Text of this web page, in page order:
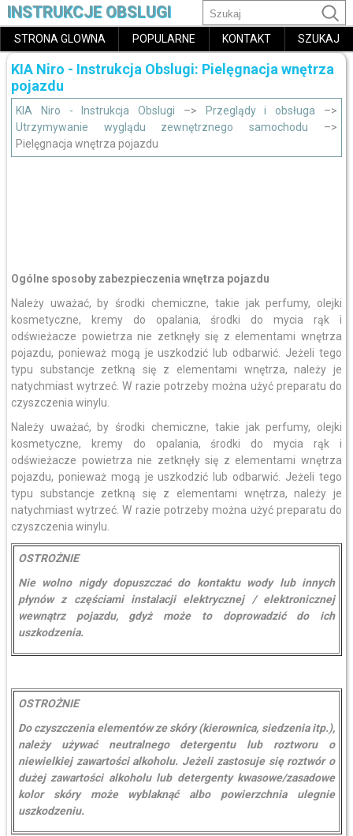
INSTRUKCJE OBSLUGI
STRONA GLOWNA POPULARNE KONTAKT SZUKAJ
KIA Niro - Instrukcja Obslugi: Pielęgnacja wnętrza
pojazdu
KIA Niro - Instrukcja Obslugi –> Przeglądy i obsługa –>
Utrzymywanie wyglądu zewnętrznego samochodu –>
Pielęgnacja wnętrza pojazdu
Ogólne sposoby zabezpieczenia wnętrza pojazdu
Należy uważać, by środki chemiczne, takie jak perfumy, olejki
kosmetyczne, kremy do opalania, środki do mycia rąk i
odświeżacze powietrza nie zetknęły się z elementami wnętrza
pojazdu, ponieważ mogą je uszkodzić lub odbarwić. Jeżeli tego
typu substancje zetkną się z elementami wnętrza, należy je
natychmiast wytrzeć. W razie potrzeby można użyć preparatu do
czyszczenia winylu.
Należy uważać, by środki chemiczne, takie jak perfumy, olejki
kosmetyczne, kremy do opalania, środki do mycia rąk i
odświeżacze powietrza nie zetknęły się z elementami wnętrza
pojazdu, ponieważ mogą je uszkodzić lub odbarwić. Jeżeli tego
typu substancje zetkną się z elementami wnętrza, należy je
natychmiast wytrzeć. W razie potrzeby można użyć preparatu do
czyszczenia winylu.
OSTROŻNIE
Nie wolno nigdy dopuszczać do kontaktu wody lub innych
płynów z częściami instalacji elektrycznej / elektronicznej
wewnątrz pojazdu, gdyż może to doprowadzić do ich
uszkodzenia.
OSTROŻNIE
Do czyszczenia elementów ze skóry (kierownica, siedzenia itp.),
należy używać neutralnego detergentu lub roztworu o
niewielkiej zawartości alkoholu. Jeżeli zastosuje się roztwór o
dużej zawartości alkoholu lub detergenty kwasowe/zasadowe
kolor skóry może wyblaknąć albo powierzchnia ulegnie
uszkodzeniu.